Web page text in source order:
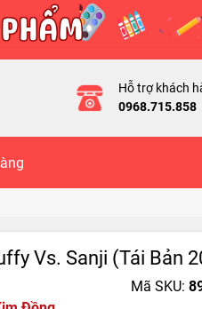
Hỗ trợ khách
0968.715.858
Vs. Sanji (Tái Bản
Mã SKU: